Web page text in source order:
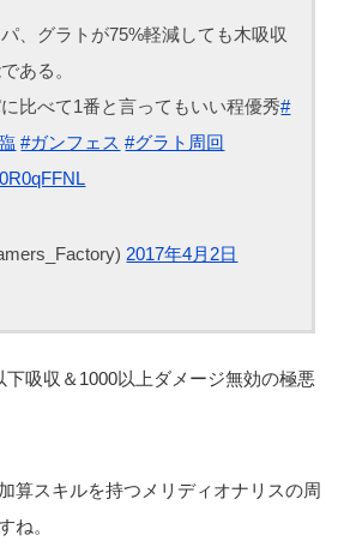
、グラトが75%軽減しても木吸収
ある。
比べて1番と言ってもいい程優秀#
#ガンフェス #グラト周回
2017年4月2日
吸収＆1000以上ダメージ無効の極悪
算スキルを持つメリディオナリスの周
ね。